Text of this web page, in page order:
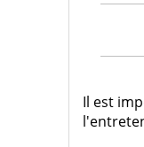
Il est